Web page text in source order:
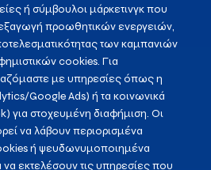
ή σύμβουλοι μάρκετινγκ που
προωθητικών ενεργειών,
των καμπανιών
cookies. Για
με υπηρεσίες όπως η
Google Ads) ή τα κοινωνικά
για στοχευμένη διαφήμιση. Οι
να λάβουν περιορισμένα
ή ψευδωνυμοποιημένα
να εκτελέσουν τις υπηρεσίες που